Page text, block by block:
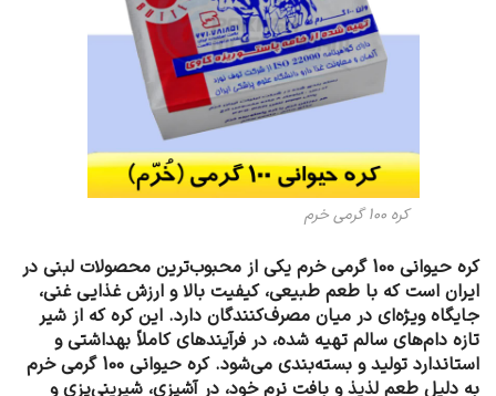
کره 100 گرمی خرم
کره حیوانی 100 گرمی خرم یکی از محبوب‌ترین محصولات لبنی در
ایران است که با طعم طبیعی، کیفیت بالا و ارزش غذایی غنی،
جایگاه ویژه‌ای در میان مصرف‌کنندگان دارد. این کره که از شیر
تازه دام‌های سالم تهیه شده، در فرآیندهای کاملاً بهداشتی و
استاندارد تولید و بسته‌بندی می‌شود. کره حیوانی 100 گرمی خرم
به دلیل طعم لذیذ و بافت نرم خود، در آشپزی، شیرینی‌پزی و